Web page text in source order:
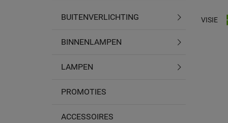
BUITENVERLICHTING
BINNENLAMPEN
LAMPEN
PROMOTIES
ACCESSOIRES
VISIE